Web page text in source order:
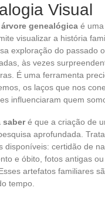
Visual
árvore genealógicaé uma
visualizar a história
exploração do passado
às vezes
É uma ferramenta
os laços que nos
influenciaram quem
saberé que a criação de
aprofundada.
disponíveis: certidão de
e óbito, fotos antigas
artefatos familiares
tempo.